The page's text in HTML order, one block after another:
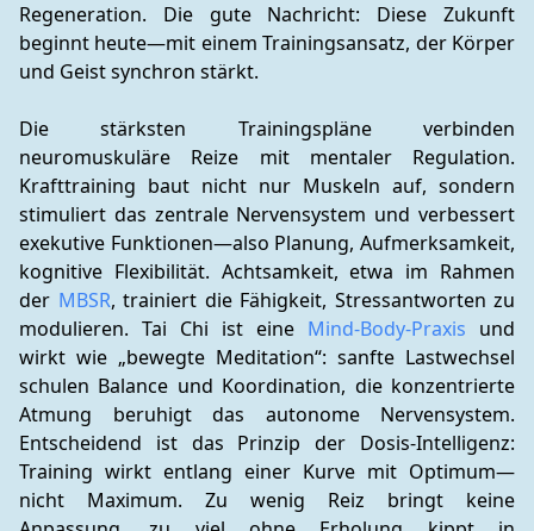
Regeneration. Die gute Nachricht: Diese Zukunft
beginnt heute—mit einem Trainingsansatz, der Körper
und Geist synchron stärkt.
Die stärksten Trainingspläne verbinden
neuromuskuläre Reize mit mentaler Regulation.
Krafttraining baut nicht nur Muskeln auf, sondern
stimuliert das zentrale Nervensystem und verbessert
exekutive Funktionen—also Planung, Aufmerksamkeit,
kognitive Flexibilität. Achtsamkeit, etwa im Rahmen
der MBSR, trainiert die Fähigkeit, Stressantworten zu
modulieren. Tai Chi ist eine Mind-Body-Praxis und
wirkt wie „bewegte Meditation“: sanfte Lastwechsel
schulen Balance und Koordination, die konzentrierte
Atmung beruhigt das autonome Nervensystem.
Entscheidend ist das Prinzip der Dosis-Intelligenz:
Training wirkt entlang einer Kurve mit Optimum—
nicht Maximum. Zu wenig Reiz bringt keine